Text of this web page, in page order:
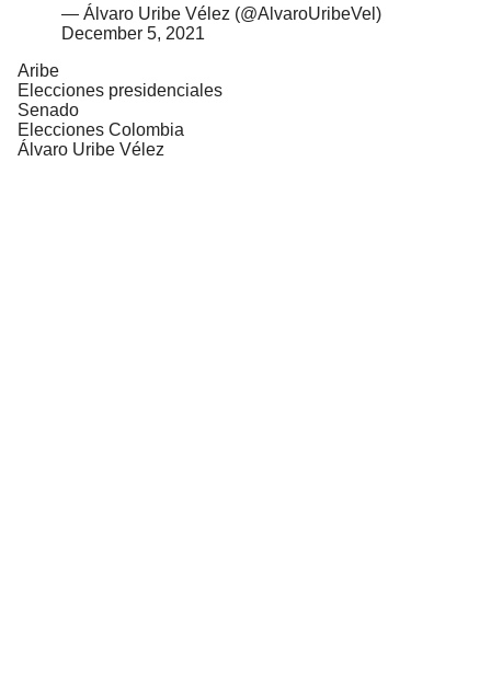
— Álvaro Uribe Vélez (@AlvaroUribeVel)
December 5, 2021
Aribe
Elecciones presidenciales
Senado
Elecciones Colombia
Álvaro Uribe Vélez